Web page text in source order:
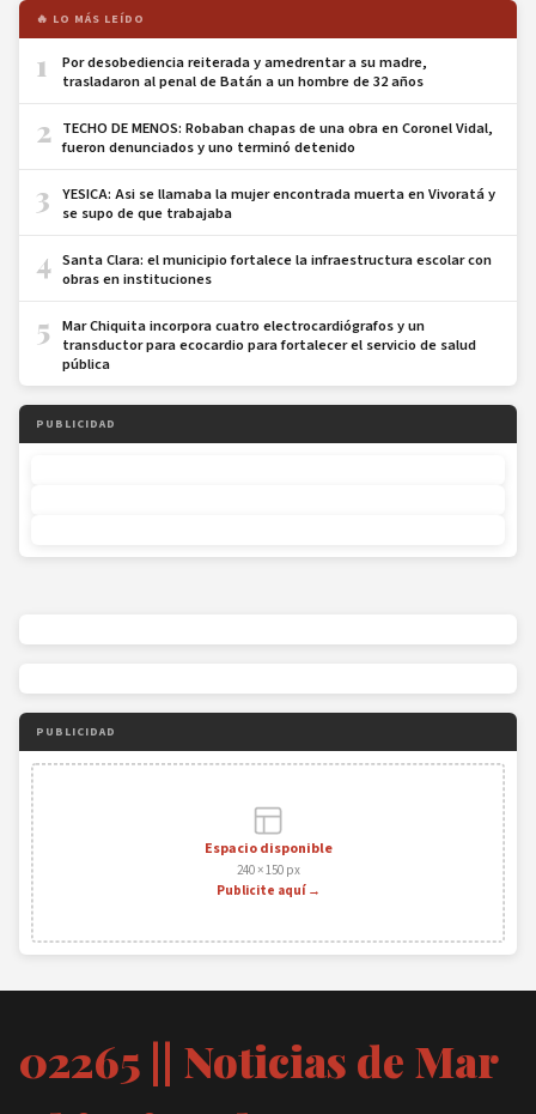
🔥 LO MÁS LEÍDO
1
Por desobediencia reiterada y amedrentar a su madre,
trasladaron al penal de Batán a un hombre de 32 años
2 TECHO DE MENOS: Robaban chapas de una obra en Coronel Vidal,
fueron denunciados y uno terminó detenido
3
YESICA: Asi se llamaba la mujer encontrada muerta en Vivoratá y
se supo de que trabajaba
4 Santa Clara: el municipio fortalece la infraestructura escolar con
obras en instituciones
5
Mar Chiquita incorpora cuatro electrocardiógrafos y un
transductor para ecocardio para fortalecer el servicio de salud
pública
PUBLICIDAD
PUBLICIDAD
Espacio disponible
240 × 150 px
Publicite aquí →
02265 || Noticias de Mar